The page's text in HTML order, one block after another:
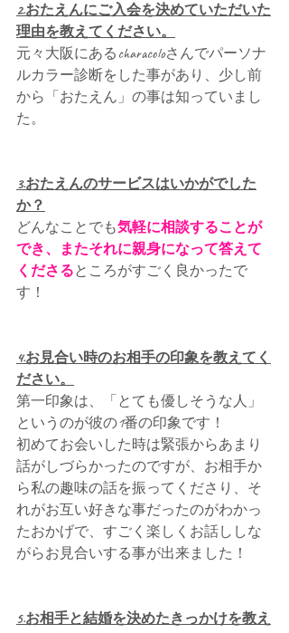
2.おたえんにご入会を決めていただいた
理由を教えてください。
元々大阪にあるcharacoloさんでパーソナ
ルカラー診断をした事があり、少し前
から「おたえん」の事は知っていまし
た。
3.おたえんのサービスはいかがでした
か？
どんなことでも気軽に相談することが
でき、またそれに親身になって答えて
くださるところがすごく良かったで
す！
4.お見合い時のお相手の印象を教えてく
ださい。
第一印象は、「とても優しそうな人」
というのが彼の1番の印象です！
初めてお会いした時は緊張からあまり
話がしづらかったのですが、お相手か
ら私の趣味の話を振ってくださり、そ
れがお互い好きな事だったのがわかっ
たおかげで、すごく楽しくお話ししな
がらお見合いする事が出来ました！
5.お相手と結婚を決めたきっかけを教え